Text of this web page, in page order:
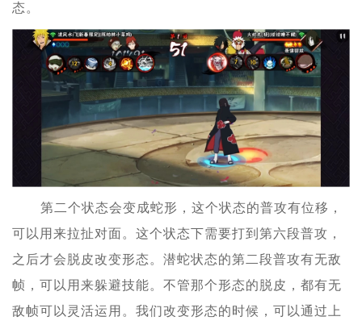
态。
第二个状态会变成蛇形，这个状态的普攻有位移，
可以用来拉扯对面。这个状态下需要打到第六段普攻，
之后才会脱皮改变形态。潜蛇状态的第二段普攻有无敌
帧，可以用来躲避技能。不管那个形态的脱皮，都有无
敌帧可以灵活运用。我们改变形态的时候，可以通过上